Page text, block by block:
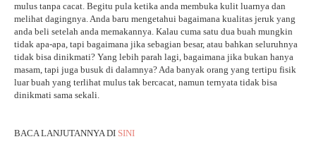
mulus tanpa cacat. Begitu pula ketika anda membuka kulit luarnya dan
melihat dagingnya. Anda baru mengetahui bagaimana kualitas jeruk yang
anda beli setelah anda memakannya. Kalau cuma satu dua buah mungkin
tidak apa-apa, tapi bagaimana jika sebagian besar, atau bahkan seluruhnya
tidak bisa dinikmati? Yang lebih parah lagi, bagaimana jika bukan hanya
masam, tapi juga busuk di dalamnya? Ada banyak orang yang tertipu fisik
luar buah yang terlihat mulus tak bercacat, namun ternyata tidak bisa
dinikmati sama sekali.
BACA LANJUTANNYA DI SINI